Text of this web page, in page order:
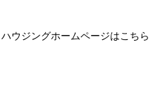
ウジングホームページはこちら